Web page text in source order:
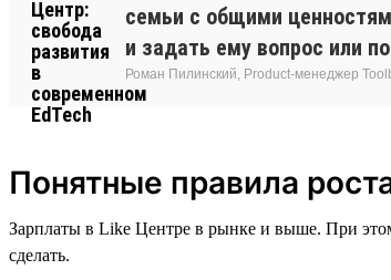
семьи с общими
и задать ему вопрос или
Роман Пилинский, Product-менеджер
Понятные правила
Зарплаты в Like Центре в рынке и выше. При
сделать.